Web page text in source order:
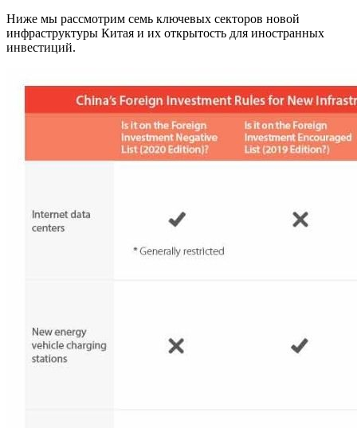
Ниже мы рассмотрим семь ключевых секторов новой
инфраструктуры Китая и их открытость для иностранных
инвестиций.